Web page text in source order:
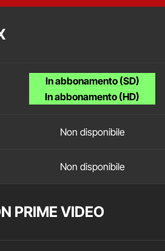
In abbonamento (SD)
In abbonamento (HD)
Non disponibile
Non disponibile
PRIME VIDEO